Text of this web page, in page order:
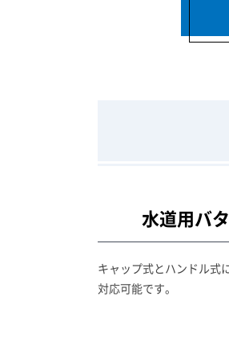
水道用バ
キャップ式とハンドル式
対応可能です。